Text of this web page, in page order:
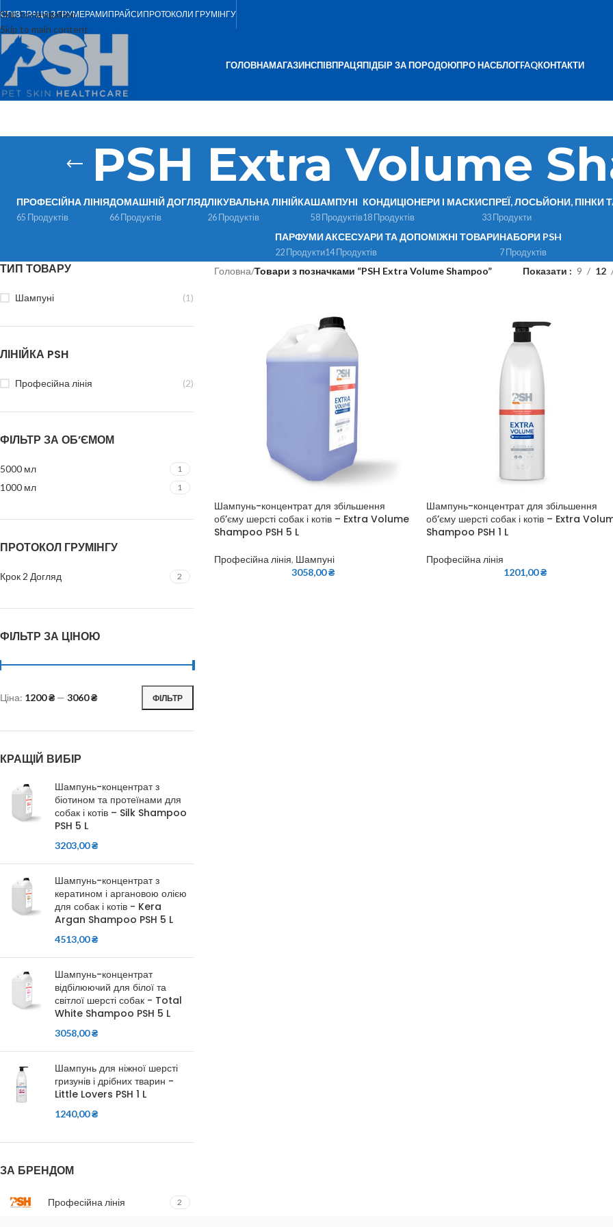
Skip to navigation
Skip to main content
СПІВПРАЦЯ З ГРУМЕРАМИПРАЙСИПРОТОКОЛИ ГРУМІНГУ
ГОЛОВНАМАГАЗИНСПІВПРАЦЯПІДБІР ЗА ПОРОДОЮПРО НАСБЛОГFAQКОНТАКТИ
PSH Extra Volume
ПРОФЕСІЙНА ЛІНІЯ
65 Продуктів
ДОМАШНІЙ ДОГЛЯД
66 Продуктів
ЛІКУВАЛЬНА ЛІНІЙКА
26 Продуктів
ШАМПУНІ
58 Продуктів
КОНДИЦІОНЕРИ І МАСКИ
18 Продуктів
СПРЕЇ, ЛОСЬЙОНИ, ПІНКИ
33 Продукти
ПАРФУМИ
22 Продукти
АКСЕСУАРИ ТА ДОПОМІЖНІ ТОВАРИ
14 Продуктів
НАБОРИ PSH
7 Продуктів
ТИП ТОВАРУ
Шампуні (1)
ЛІНІЙКА PSH
Професійна лінія (2)
ФІЛЬТР ЗА ОБ’ЄМОМ
5000 мл 1
1000 мл 1
ПРОТОКОЛ ГРУМІНГУ
Крок 2 Догляд 2
ФІЛЬТР ЗА ЦІНОЮ
ФІЛЬТР
Ціна: 1200 ₴ — 3060 ₴
КРАЩІЙ ВИБІР
Шампунь-концентрат з
біотином та протеїнами для
собак і котів – Silk Shampoo
PSH 5 L
3203,00₴
Шампунь-концентрат з
кератином і аргановою олією
для собак і котів - Kera
Argan Shampoo PSH 5 L
4513,00₴
Шампунь-концентрат
відбілюючий для білої та
світлої шерсті собак - Total
White Shampoo PSH 5 L
3058,00₴
Шампунь для ніжної шерсті
гризунів і дрібних тварин -
Little Lovers PSH 1 L
1240,00₴
ЗА БРЕНДОМ
Професійна лінія 2
Головна/Товари з позначками “PSH Extra Volume Shampoo” Показати 9 12
Шампунь-концентрат для збільшення
об’єму шерсті собак і котів – Extra Volume
Shampoo PSH 5 L
Професійна лінія, Шампуні
3058,00₴
Шампунь-концентрат для збільшення
об’єму шерсті собак і котів – Extra
Shampoo PSH 1 L
Професійна лінія
1201,00₴